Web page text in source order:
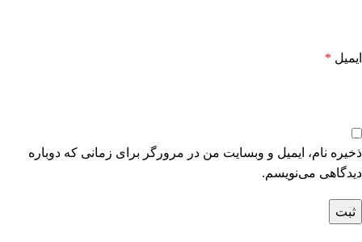
ایمیل *
ذخیره نام، ایمیل و وبسایت من در مرورگر برای زمانی که دوباره
دیدگاهی می‌نویسم.